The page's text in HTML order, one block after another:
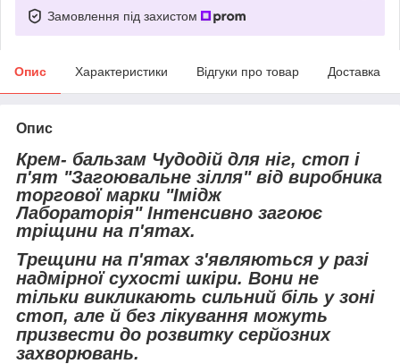
Замовлення під захистом
Опис Характеристики Відгуки про товар Доставка
Опис
Крем- бальзам Чудодій для ніг, стоп і
п'ят "Загоювальне зілля" від виробника
торгової марки "Імідж
Лабораторія" Інтенсивно загоює
тріщини на п'ятах.
Трещини на п'ятах з'являються у разі
надмірної сухості шкіри. Вони не
тільки викликають сильний біль у зоні
стоп, але й без лікування можуть
призвести до розвитку серйозних
захворювань.